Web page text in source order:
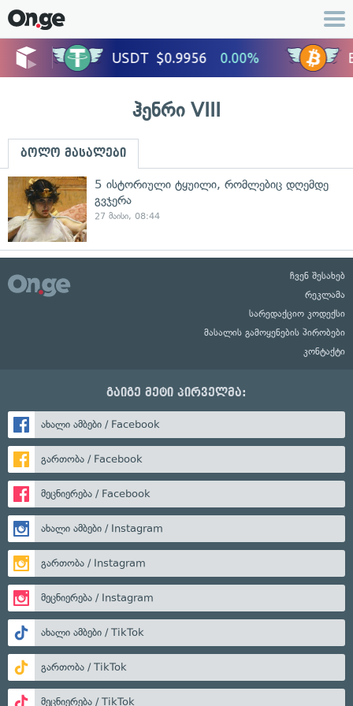
ჰენრი VIII
ბოლო მასალები
5 ისტორიული ტყუილი, რომლებიც დღემდე
გვჯერა
27 მაისი, 08:44
ჩვენ შესახებ
რეკლამა
სარედაქციო კოდექსი
მასალის გამოყენების პირობები
კონტაქტი
გაიგე მეტი პირველმა:
ახალი ამბები / Facebook
გართობა / Facebook
მეცნიერება / Facebook
ახალი ამბები / Instagram
გართობა / Instagram
მეცნიერება / Instagram
ახალი ამბები / TikTok
გართობა / TikTok
მეცნიერება / TikTok